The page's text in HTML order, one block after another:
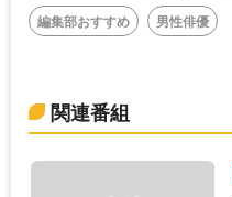
編集部おすすめ
男性俳優
関連番組